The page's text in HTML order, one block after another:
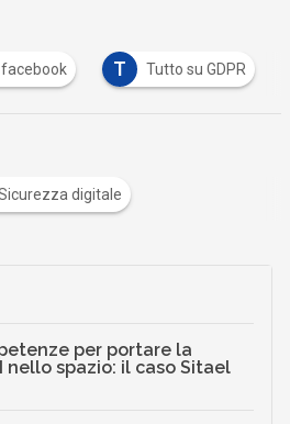
facebook T Tutto su GDPR
digitale
per portare la
nello spazio: il caso Sitael